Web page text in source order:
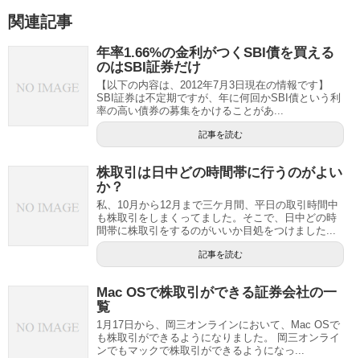
関連記事
年率1.66%の金利がつくSBI債を買える
のはSBI証券だけ
【以下の内容は、2012年7月3日現在の情報です】
SBI証券は不定期ですが、年に何回かSBI債という利
率の高い債券の募集をかけることがあ...
記事を読む
株取引は日中どの時間帯に行うのがよい
か？
私、10月から12月まで三ケ月間、平日の取引時間中
も株取引をしまくってました。そこで、日中どの時
間帯に株取引をするのがいいか目処をつけました...
記事を読む
Mac OSで株取引ができる証券会社の一
覧
1月17日から、岡三オンラインにおいて、Mac OSで
も株取引ができるようになりました。 岡三オンライ
ンでもマックで株取引ができるようになっ...